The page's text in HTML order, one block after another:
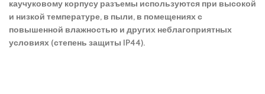
каучуковому корпусу разъемы используются при высокой
и низкой температуре, в пыли, в помещениях с
повышенной влажностью и других неблагоприятных
условиях (степень защиты IP44).